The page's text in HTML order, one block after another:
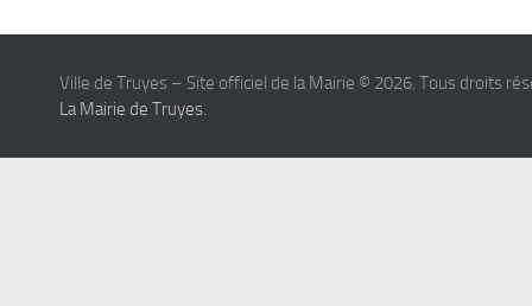
Ville de Truyes – Site officiel de la Mairie © 2026. Tous droits
La Mairie de Truyes.